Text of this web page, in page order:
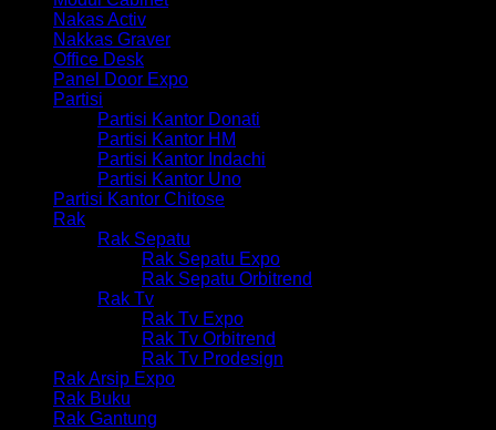
Nakas Activ
Nakkas Graver
Office Desk
Panel Door Expo
Partisi
Partisi Kantor Donati
Partisi Kantor HM
Partisi Kantor Indachi
Partisi Kantor Uno
Partisi Kantor Chitose
Rak
Rak Sepatu
Rak Sepatu Expo
Rak Sepatu Orbitrend
Rak Tv
Rak Tv Expo
Rak Tv Orbitrend
Rak Tv Prodesign
Rak Arsip Expo
Rak Buku
Rak Gantung